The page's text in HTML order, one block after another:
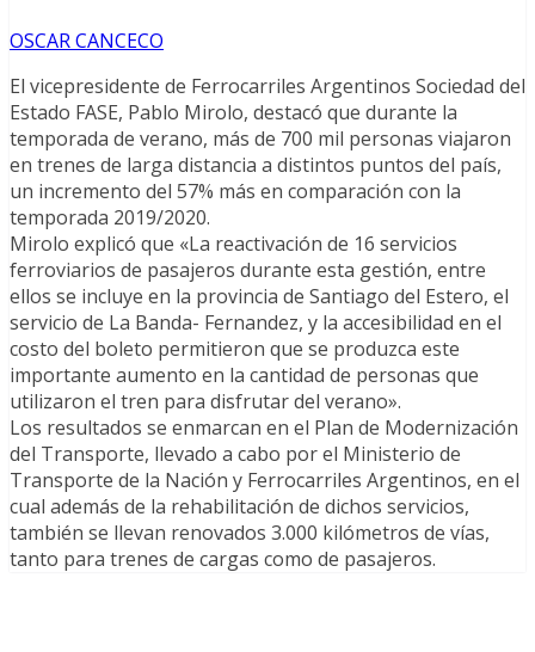
OSCAR CANCECO
El vicepresidente de Ferrocarriles Argentinos Sociedad del
Estado FASE, Pablo Mirolo, destacó que durante la
temporada de verano, más de 700 mil personas viajaron
en trenes de larga distancia a distintos puntos del país,
un incremento del 57% más en comparación con la
temporada 2019/2020.
Mirolo explicó que «La reactivación de 16 servicios
ferroviarios de pasajeros durante esta gestión, entre
ellos se incluye en la provincia de Santiago del Estero, el
servicio de La Banda- Fernandez, y la accesibilidad en el
costo del boleto permitieron que se produzca este
importante aumento en la cantidad de personas que
utilizaron el tren para disfrutar del verano».
Los resultados se enmarcan en el Plan de Modernización
del Transporte, llevado a cabo por el Ministerio de
Transporte de la Nación y Ferrocarriles Argentinos, en el
cual además de la rehabilitación de dichos servicios,
también se llevan renovados 3.000 kilómetros de vías,
tanto para trenes de cargas como de pasajeros.